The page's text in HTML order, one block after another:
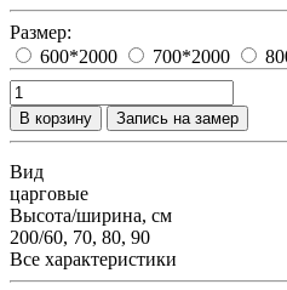
Размер:
600*2000
700*2000
В корзину Запись на замер
Вид
царговые
Высота/ширина, см
200/60, 70, 80, 90
Все характеристики